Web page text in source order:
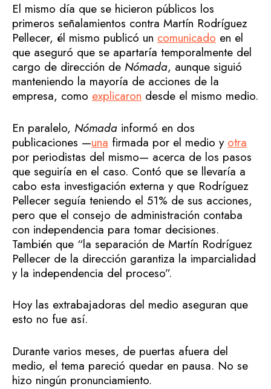
El mismo día que se hicieron públicos los
primeros señalamientos contra Martín Rodríguez
Pellecer, él mismo publicó un comunicado en el
que aseguró que se apartaría temporalmente del
cargo de dirección de Nómada, aunque siguió
manteniendo la mayoría de acciones de la
empresa, como explicaron desde el mismo medio.
En paralelo, Nómada informó en dos
publicaciones —una firmada por el medio y otra
por periodistas del mismo— acerca de los pasos
que seguiría en el caso. Contó que se llevaría a
cabo esta investigación externa y que Rodríguez
Pellecer seguía teniendo el 51% de sus acciones,
pero que el consejo de administración contaba
con independencia para tomar decisiones.
También que “la separación de Martín Rodríguez
Pellecer de la dirección garantiza la imparcialidad
y la independencia del proceso”.
Hoy las extrabajadoras del medio aseguran que
esto no fue así.
Durante varios meses, de puertas afuera del
medio, el tema pareció quedar en pausa. No se
hizo ningún pronunciamiento.